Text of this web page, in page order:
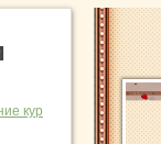
кур